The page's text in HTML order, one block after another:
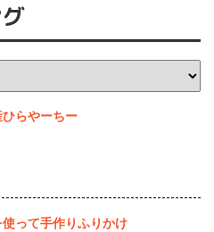
らやーちー
って⼿作りふりかけ